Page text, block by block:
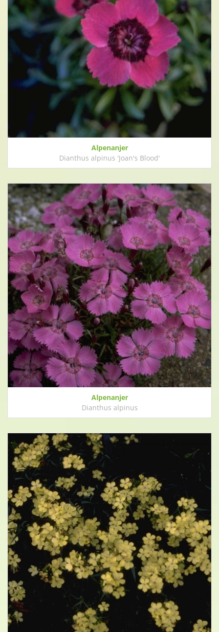
Alpenanjer
Dianthus alpinus 'Joan's Blood'
Alpenanjer
Dianthus alpinus